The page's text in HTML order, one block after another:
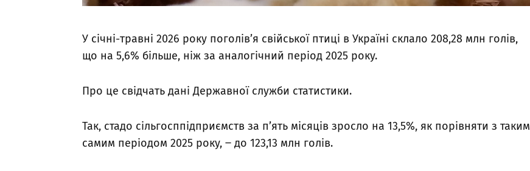
У січні-травні 2026 року поголів’я свійської птиці в Україні склало 208,28 млн голів,
що на 5,6% більше, ніж за аналогічний період 2025 року.
Про це свідчать дані Державної служби статистики.
Так, стадо сільгосппідприємств за п’ять місяців зросло на 13,5%, як порівняти з таким
самим періодом 2025 року, ‒ до 123,13 млн голів.